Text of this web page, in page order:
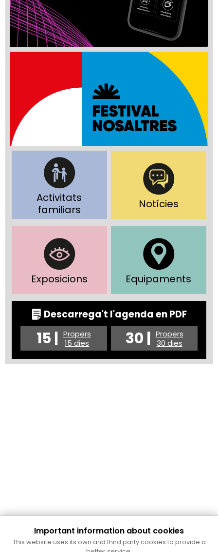
Activitats
familiars
Notícies
Exposicions Equipaments
Descarrega't l'agenda en PDF
15 | Propers
15 dies
30 | Propers
30 dies
Cultura Mataró
Ajuntament de Mataró
Important information about cookies
This website uses its own and third party cookies to provide a